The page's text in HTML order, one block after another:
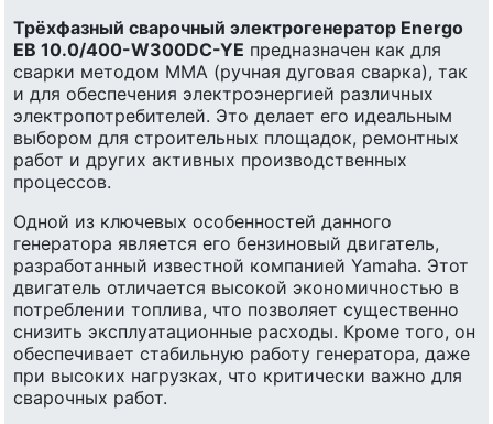
Трёхфазный сварочный электрогенератор Energo
EB 10.0/400-W300DC-YE предназначен как для
сварки методом ММА (ручная дуговая сварка), так
и для обеспечения электроэнергией различных
электропотребителей. Это делает его идеальным
выбором для строительных площадок, ремонтных
работ и других активных производственных
процессов.
Одной из ключевых особенностей данного
генератора является его бензиновый двигатель,
разработанный известной компанией Yamaha. Этот
двигатель отличается высокой экономичностью в
потреблении топлива, что позволяет существенно
снизить эксплуатационные расходы. Кроме того, он
обеспечивает стабильную работу генератора, даже
при высоких нагрузках, что критически важно для
сварочных работ.